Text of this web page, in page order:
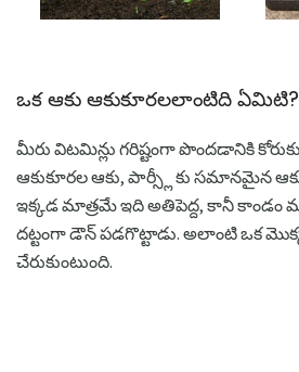
ఒక ఆకు ఆకుకూరలలాంటిది ఏమిటి?
మీరు విటమిన్లు గరిష్టంగా పొందడానికి
ఆకుకూరల ఆకు, పార్స్లీ కు సమానమైన
ఇక్కడ మాత్రమే ఇది అతిపెద్ద, కానీ కాండం
దట్టంగా డౌన్ పడగొట్టాడు. అలాంటి ఒక మొక్క
చేరుకుంటుంది.